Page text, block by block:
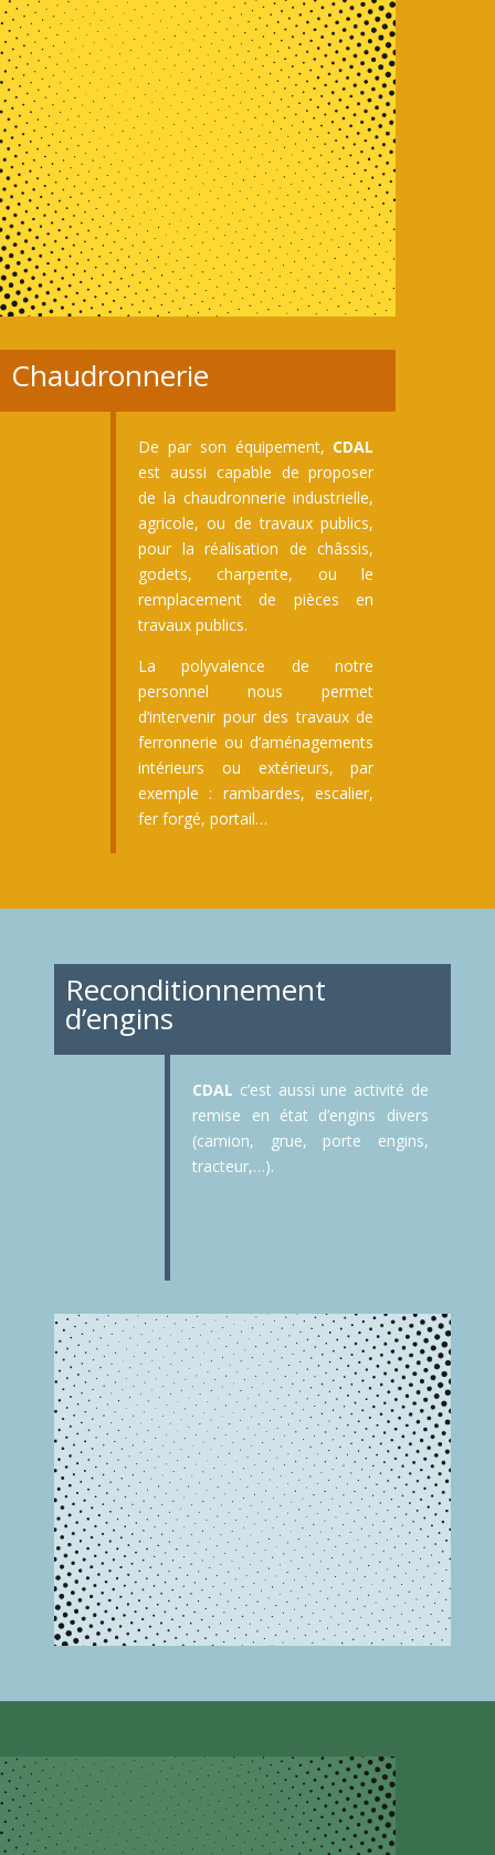
Chaudronnerie
De par son équipement, CDAL
est aussi capable de proposer
de la chaudronnerie industrielle,
agricole, ou de travaux publics,
pour la réalisation de châssis,
godets, charpente, ou le
remplacement de pièces en
travaux publics.
La polyvalence de notre
personnel nous permet
d’intervenir pour des travaux de
ferronnerie ou d’aménagements
intérieurs ou extérieurs, par
exemple : rambardes, escalier,
fer forgé, portail…
Reconditionnement
d’engins
CDAL c’est aussi une activité de
remise en état d’engins divers
(camion, grue, porte engins,
tracteur,…).